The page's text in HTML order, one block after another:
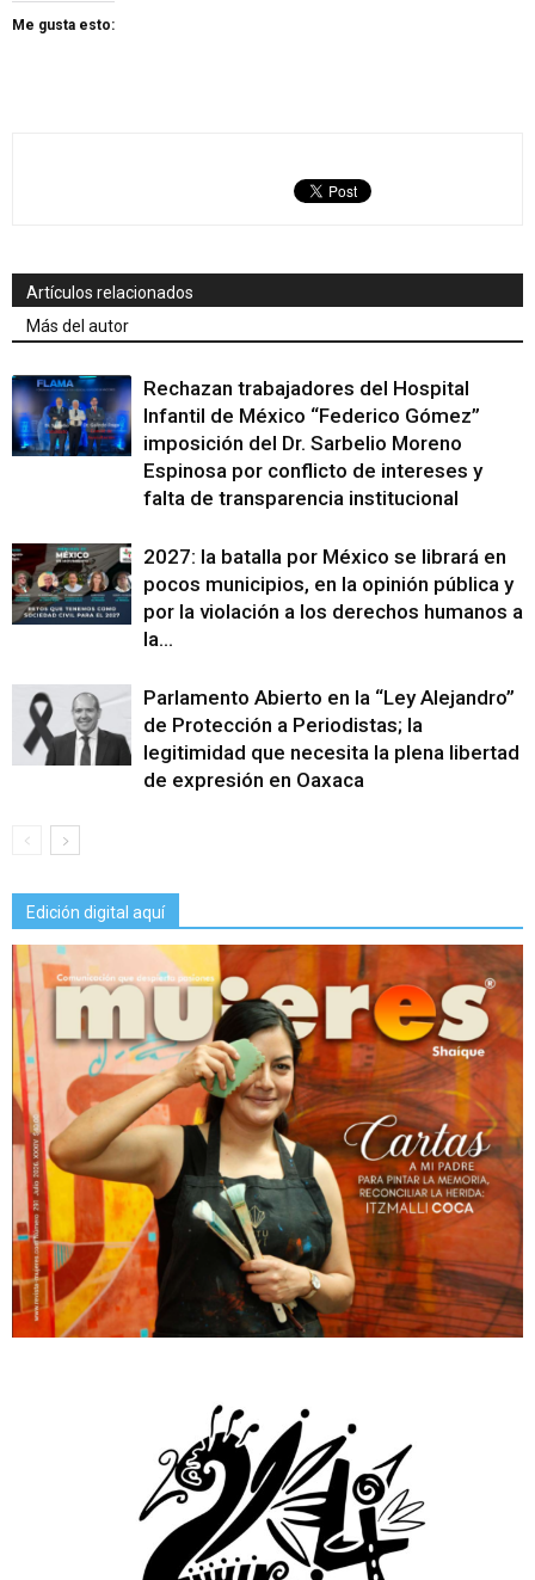
Me gusta esto:
Artículos relacionados
Más del autor
Rechazan trabajadores del Hospital
Infantil de México “Federico Gómez”
imposición del Dr. Sarbelio Moreno
Espinosa por conflicto de intereses y
falta de transparencia institucional
2027: la batalla por México se librará en
pocos municipios, en la opinión pública y
por la violación a los derechos humanos a
la...
Parlamento Abierto en la “Ley Alejandro”
de Protección a Periodistas; la
legitimidad que necesita la plena libertad
de expresión en Oaxaca
Edición digital aquí